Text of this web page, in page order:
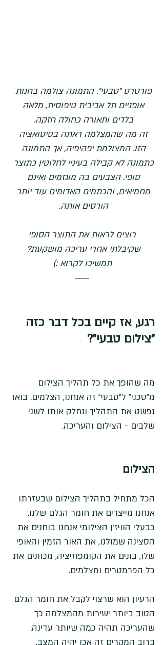
פורטרט "טבעי". התמונה צולמה בחנות
אופניים תל אביבית טיפוסית, מלאה
בלדים ותאורה כחולה חזקה.
זה מה שהמצלמה ראתה בסיטואציה
הזו. המצולמת יפהיפיה, אך התמונה
כתמונה לא קבילה בעיניי לחלוטין כתוצר
סופי. הצבעים בה מוגזמים ואינם
מחמיאים, והכתמים האדומים עוד יותר
הורסים אותה.
רוצים לראות את התוצר הסופי
שקיבלתי אחרי עריכה מושקעת?
תמשיכו לקרוא :)
רגע, אז קיים בכל דבר כזה
"צילום טבעי"?
מה שהופך את כל תהליך הצילום
מ"טכני" ל"טבעי" זה אנחנו, הצלמים. בואו
נפשט את התהליך ונחלק אותו לשני
שלבים - הצילום והעריכה.
הצילום
הכל מתחיל בתהליך הצילום שבעזרתו
אנחנו מייצרים את חומר הגלם שלנו.
כבעלי הוויז'ן הצילומי אנחנו בוחנים את
הסצינה שמולנו, את האור הזמין והאופי
שלו, בונים את הקומפוזיציה, מכוונים את
כל הפרמטרים ומצלמים.
הרעיון הוא שרצוי לקבל את חומר הגלם
הטוב ביותר ישירות מהמצלמה כך
שהעריכה תהיה כמה שיותר עדינה.
ברוב המקרים זה אכן יהיה המצב,